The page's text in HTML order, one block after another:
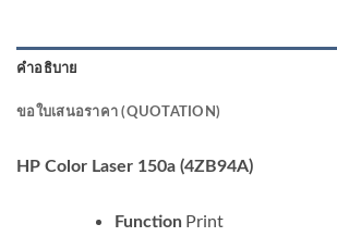
คำอธิบาย
ขอใบเสนอราคา (QUOTATION)
HP Color Laser 150a (4ZB94A)
Function Print